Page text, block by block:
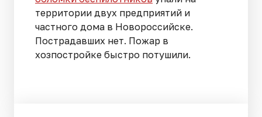
территории двух предприятий и
частного дома в Новороссийске.
Пострадавших нет. Пожар в
хозпостройке быстро потушили.